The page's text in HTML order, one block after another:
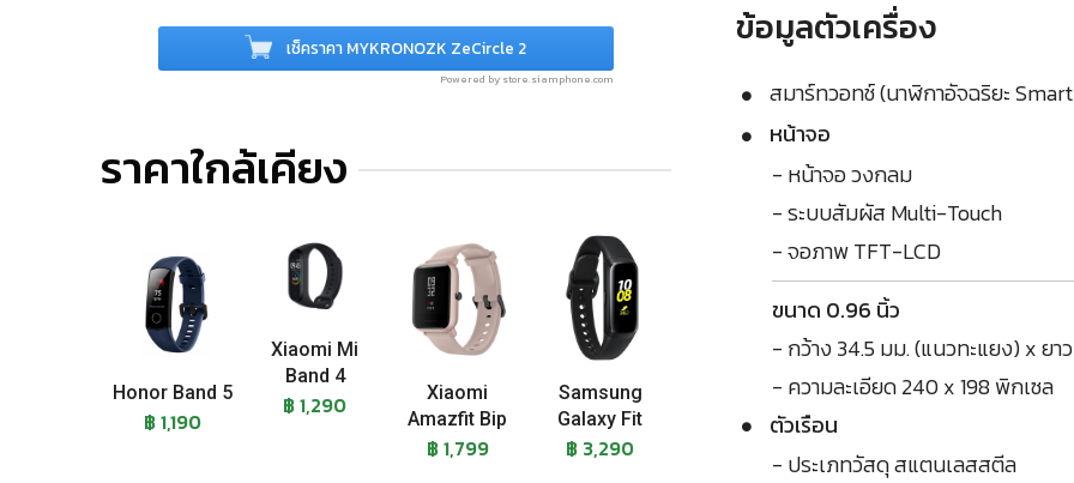
เช็คราคา MYKRONOZK ZeCircle 2
Powered by store.siamphone.com
ราคาใกล้เคียง
Honor Band 5
฿ 1,190
Xiaomi Mi
Band 4
฿ 1,290
Xiaomi
Amazfit Bip
฿ 1,799
Samsung
Galaxy Fit
฿ 3,290
ข้อมูลตัวเครื่อง
สมาร์ทวอทช์ (นาฬิกาอัจฉริยะ
หน้าจอ
- หน้าจอ วงกลม
- ระบบสัมผัส Multi-Touch
- จอภาพ TFT-LCD
ขนาด 0.96 นิ้ว
- กว้าง 34.5 มม. (แนวทะแยง) x ยา
- ความละเอียด 240 x 198 พิกเซล
ตัวเรือน
- ประเภทวัสดุ สแตนเลสสตีล